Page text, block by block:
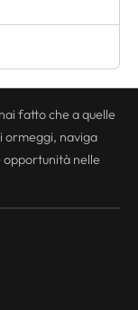
fatto che a quelle
ormeggi, naviga
opportunità nelle